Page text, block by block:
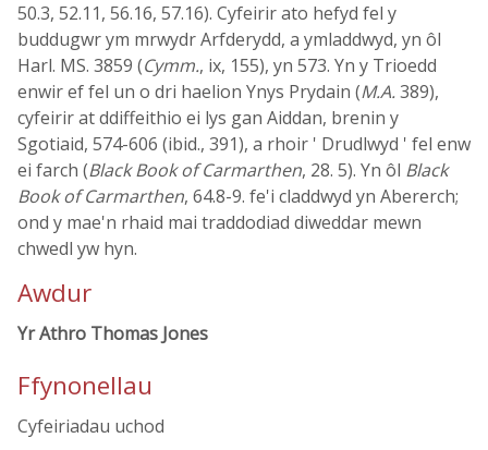
50.3, 52.11, 56.16, 57.16). Cyfeirir ato hefyd fel y
buddugwr ym mrwydr Arfderydd, a ymladdwyd, yn ôl
Harl. MS. 3859 (Cymm., ix, 155), yn 573. Yn y Trioedd
enwir ef fel un o dri haelion Ynys Prydain (M.A.389),
cyfeirir at ddiffeithio ei lys gan Aiddan, brenin y
Sgotiaid, 574-606 (ibid., 391), a rhoir ' Drudlwyd ' fel enw
ei farch (Black Book of Carmarthen, 28. 5). Yn ôl Black
Book of Carmarthen, 64.8-9. fe'i claddwyd yn Abererch;
ond y mae'n rhaid mai traddodiad diweddar mewn
chwedl yw hyn.
Awdur
Yr Athro Thomas Jones
Ffynonellau
Cyfeiriadau uchod